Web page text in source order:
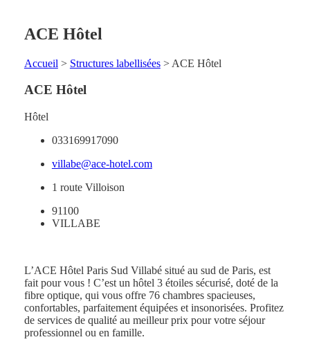
ACE Hôtel
Accueil > Structures labellisées> ACE Hôtel
ACE Hôtel
Hôtel
033169917090
villabe@ace-hotel.com
1 route Villoison
91100
VILLABE
L’ACE Hôtel Paris Sud Villabé situé au sud de Paris, est
fait pour vous ! C’est un hôtel 3 étoiles sécurisé, doté de la
fibre optique, qui vous offre 76 chambres spacieuses,
confortables, parfaitement équipées et insonorisées. Profitez
de services de qualité au meilleur prix pour votre séjour
professionnel ou en famille.